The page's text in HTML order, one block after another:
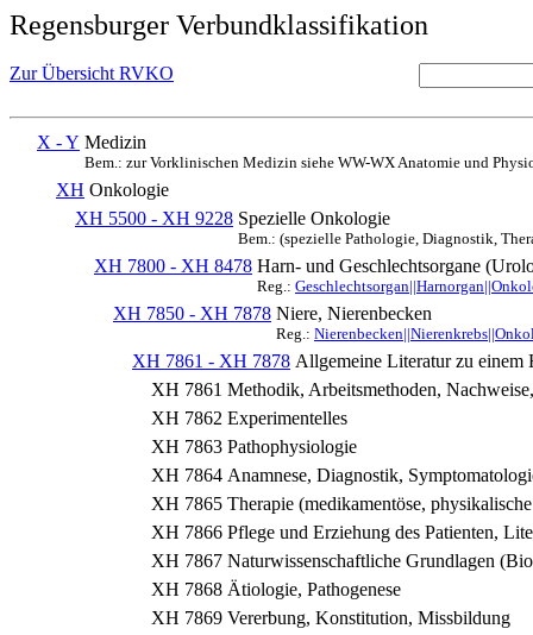
Regensburger Verbundklassifikation
Zur Übersicht RVKO
X - Y Medizin
Bem.: zur Vorklinischen Medizin siehe WW-WX Anatomie und
XH Onkologie
XH 5500 - XH 9228 Spezielle Onkologie
Bem.: (spezielle Pathologie, Diagnostik,
XH 7800 - XH 8478 Harn- und Geschlechtsorgane
Reg.:
XH 7850 - XH 7878 Niere, Nierenbecken
Reg.:
XH 7861 - XH 7878 Allgemeine Literatur zu einem
XH 7861 Methodik, Arbeitsmethoden,
XH 7862 Experimentelles
XH 7863 Pathophysiologie
XH 7864 Anamnese, Diagnostik,
XH 7865 Therapie (medikamentöse,
XH 7866 Pflege und Erziehung des Patienten,
XH 7867 Naturwissenschaftliche Grundlagen
XH 7868 Ätiologie, Pathogenese
XH 7869 Vererbung, Konstitution, Missbildung